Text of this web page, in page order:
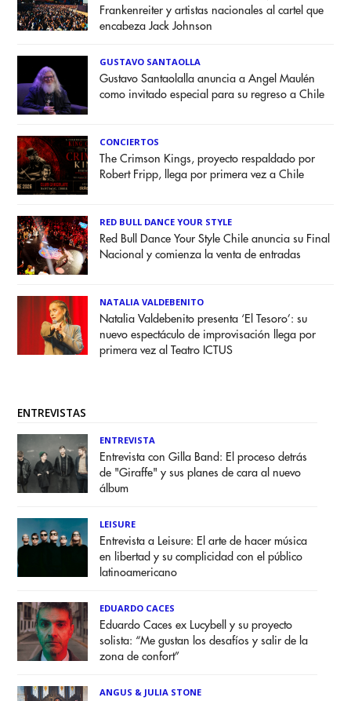
Frankenreiter y artistas nacionales al cartel que
encabeza Jack Johnson
GUSTAVO SANTAOLLA
Gustavo Santaolalla anuncia a Angel Maulén
como invitado especial para su regreso a Chile
CONCIERTOS
The Crimson Kings, proyecto respaldado por
Robert Fripp, llega por primera vez a Chile
RED BULL DANCE YOUR STYLE
Red Bull Dance Your Style Chile anuncia su Final
Nacional y comienza la venta de entradas
NATALIA VALDEBENITO
Natalia Valdebenito presenta ‘El Tesoro’: su
nuevo espectáculo de improvisación llega por
primera vez al Teatro ICTUS
ENTREVISTAS
ENTREVISTA
Entrevista con Gilla Band: El proceso detrás
de "Giraffe" y sus planes de cara al nuevo
álbum
LEISURE
Entrevista a Leisure: El arte de hacer música
en libertad y su complicidad con el público
latinoamericano
EDUARDO CACES
Eduardo Caces ex Lucybell y su proyecto
solista: “Me gustan los desafíos y salir de la
zona de confort”
ANGUS & JULIA STONE